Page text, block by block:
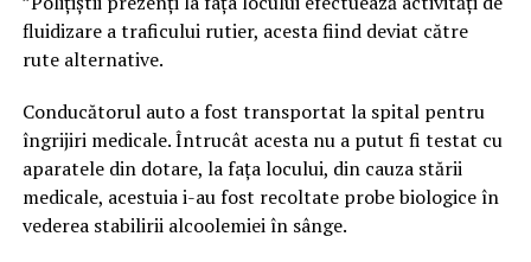
fluidizare a traficului rutier, acesta fiind deviat către
rute alternative.
Conducătorul auto a fost transportat la spital pentru
îngrijiri medicale. Întrucât acesta nu a putut fi testat cu
aparatele din dotare, la fața locului, din cauza stării
medicale, acestuia i-au fost recoltate probe biologice în
vederea stabilirii alcoolemiei în sânge.